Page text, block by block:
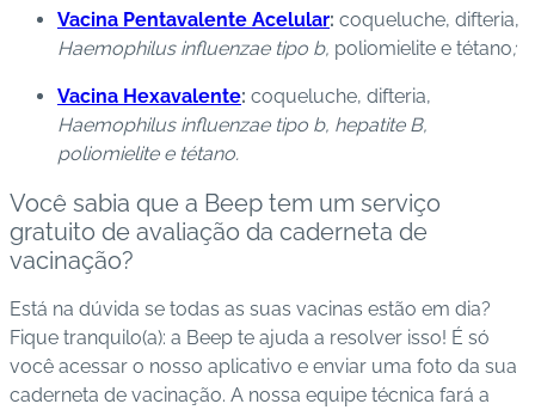
Vacina Pentavalente Acelular: coqueluche, difteria,
Haemophilus influenzae tipo b, poliomielite e tétano;
Vacina Hexavalente: coqueluche, difteria,
Haemophilus influenzae tipo b, hepatite B,
poliomielite e tétano.
Você sabia que a Beep tem um serviço
gratuito de avaliação da caderneta de
vacinação?
Está na dúvida se todas as suas vacinas estão em dia?
Fique tranquilo(a): a Beep te ajuda a resolver isso! É só
você acessar o nosso aplicativo e enviar uma foto da sua
caderneta de vacinação. A nossa equipe técnica fará a